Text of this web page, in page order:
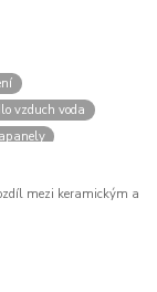
vzduch voda
mezi keramickým a